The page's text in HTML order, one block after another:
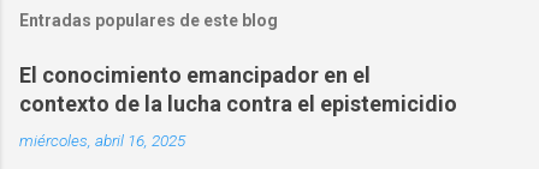
Entradas populares de este blog
El conocimiento emancipador en el
contexto de la lucha contra el epistemicidio
miércoles, abril 16, 2025